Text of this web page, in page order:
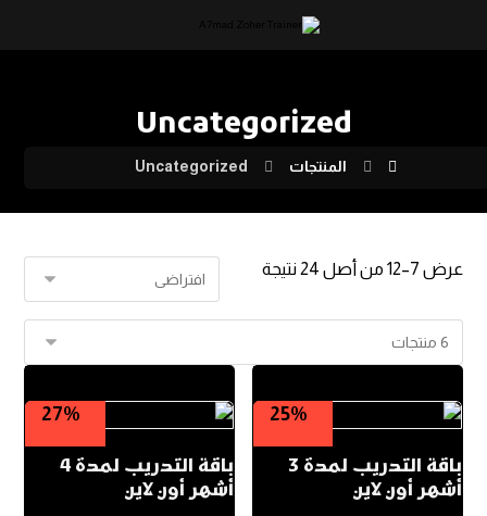
Uncategorized
المنتجات Uncategorized
عرض 7–12 من أصل 24 نتيجة
25%
باقة التدريب لمدة 3
أشهر أون لاين
27%
باقة التدريب لمدة 4
أشهر أون لاين